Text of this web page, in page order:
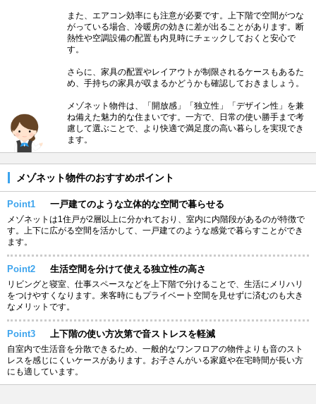
また、エアコン効率にも注意が必要です。上下階で空間がつな
がっている場合、冷暖房の効きに差が出ることがあります。断
熱性や空調設備の配置も内見時にチェックしておくと安心で
す。
さらに、家具の配置やレイアウトが制限されるケースもあるた
め、手持ちの家具が収まるかどうかも確認しておきましょう。
メゾネット物件は、「開放感」「独立性」「デザイン性」を兼
ね備えた魅力的な住まいです。一方で、日常の使い勝手まで考
慮して選ぶことで、より快適で満足度の高い暮らしを実現でき
ます。
メゾネット物件のおすすめポイント
Point1 一戸建てのような立体的な空間で暮らせる
メゾネットは1住戸が2層以上に分かれており、室内に内階段があるのが特徴で
す。上下に広がる空間を活かして、一戸建てのような感覚で暮らすことができ
ます。
Point2 生活空間を分けて使える独立性の高さ
リビングと寝室、仕事スペースなどを上下階で分けることで、生活にメリハリ
をつけやすくなります。来客時にもプライベート空間を見せずに済むのも大き
なメリットです。
Point3 上下階の使い方次第で音ストレスを軽減
自室内で生活音を分散できるため、一般的なワンフロアの物件よりも音のスト
レスを感じにくいケースがあります。お子さんがいる家庭や在宅時間が長い方
にも適しています。